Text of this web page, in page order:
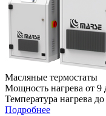
Масляные термостаты
Мощность нагрева от 9
Температура нагрева
Подробнее